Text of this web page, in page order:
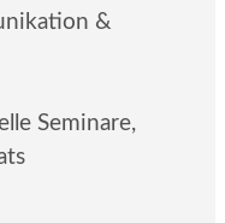
&
Seminare,